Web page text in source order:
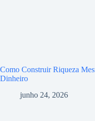
Como Construir Riqueza
Dinheiro
junho 24, 2026